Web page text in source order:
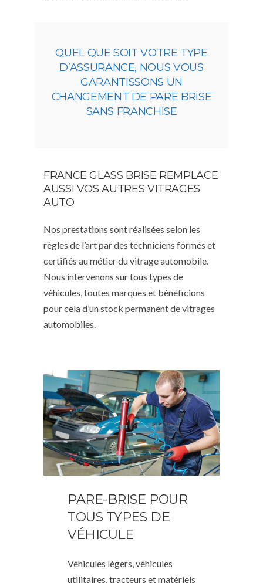
QUEL QUE SOIT VOTRE TYPE
D’ASSURANCE, NOUS VOUS
GARANTISSONS UN
CHANGEMENT DE PARE BRISE
SANS FRANCHISE
FRANCE GLASS BRISE REMPLACE
AUSSI VOS AUTRES VITRAGES
AUTO
Nos prestations sont réalisées selon les
règles de l’art par des techniciens formés et
certifiés au métier du vitrage automobile.
Nous intervenons sur tous types de
véhicules, toutes marques et bénéficions
pour cela d’un stock permanent de vitrages
automobiles.
PARE-BRISE POUR
TOUS TYPES DE
VÉHICULE
Véhicules légers, véhicules
utilitaires, tracteurs et matériels